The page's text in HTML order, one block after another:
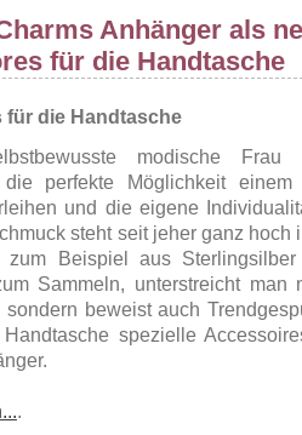
Anhänger als
für die Handtasche
für die Handtasche
modische Frau
die perfekte Möglichkeit
und die eigene
steht seit jeher ganz hoch
zum Beispiel aus
Sammeln, unterstreicht man
sondern beweist auch
spezielle
.